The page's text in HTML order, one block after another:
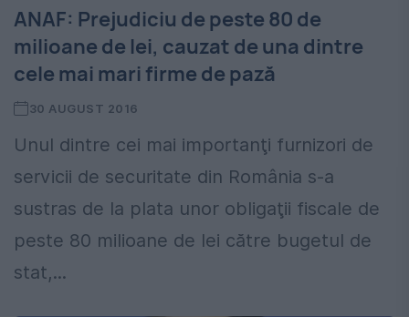
ANAF: Prejudiciu de peste 80 de
milioane de lei, cauzat de una dintre
cele mai mari firme de pază
30 AUGUST 2016
Unul dintre cei mai importanţi furnizori de
servicii de securitate din România s-a
sustras de la plata unor obligaţii fiscale de
peste 80 milioane de lei către bugetul de
stat,...